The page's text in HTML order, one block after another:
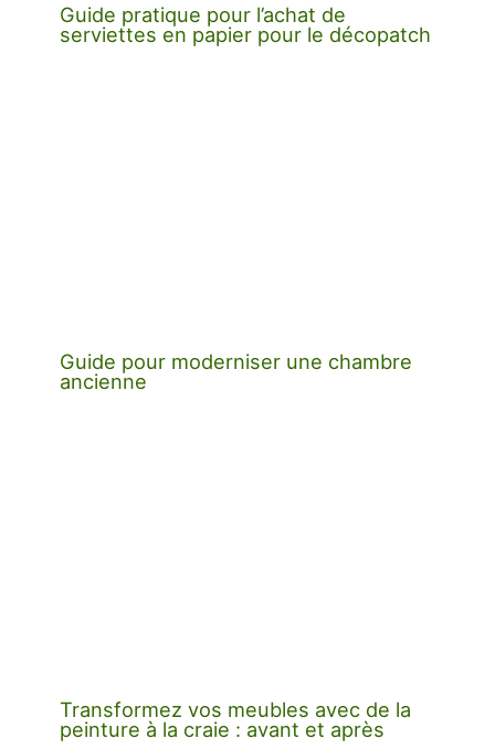
Guide pratique pour l’achat de
serviettes en papier pour le décopatch
Guide pour moderniser une chambre
ancienne
Transformez vos meubles avec de la
peinture à la craie : avant et après